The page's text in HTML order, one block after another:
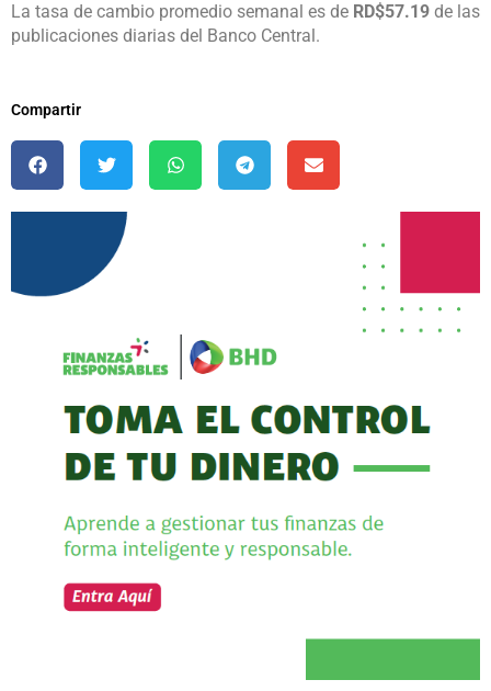
La tasa de cambio promedio semanal es de RD$57.19 de las
publicaciones diarias del Banco Central.
Compartir